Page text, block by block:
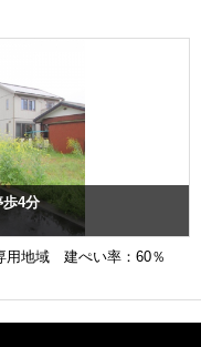
歩4分
用地域 建ぺい率：60％